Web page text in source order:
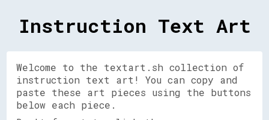
Instruction Text Art
Welcome to the textart.sh collection of
instruction text art! You can copy and
paste these art pieces using the buttons
below each piece.